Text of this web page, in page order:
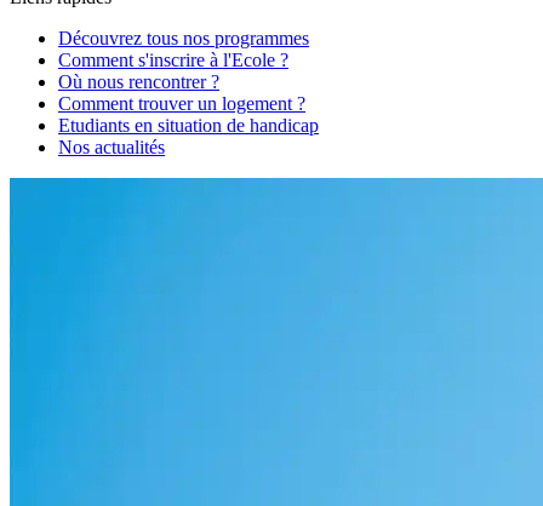
Découvrez tous nos programmes
Comment s'inscrire à l'Ecole ?
Où nous rencontrer ?
Comment trouver un logement ?
Etudiants en situation de handicap
Nos actualités